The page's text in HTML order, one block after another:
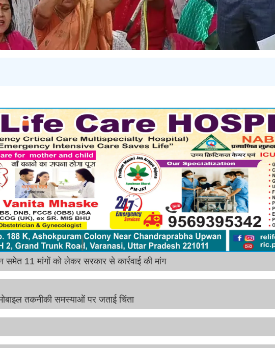
11 मांगों को लेकर सरकार से कार्रवाई की मांग
तकनीकी समस्याओं पर जताई चिंता